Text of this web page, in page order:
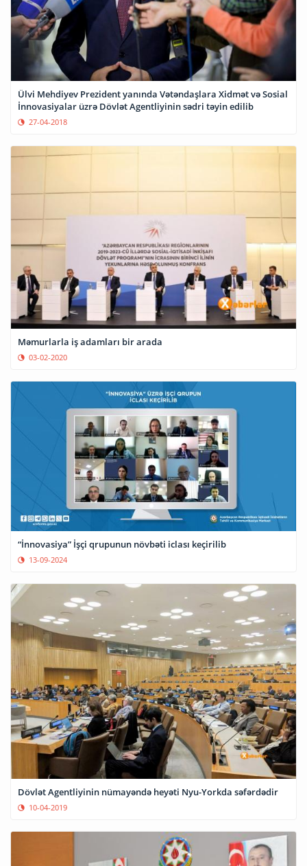
Ülvi Mehdiyev Prezident yanında Vətəndaşlara Xidmət və Sosial
İnnovasiyalar üzrə Dövlət Agentliyinin sədri təyin edilib
27-04-2018
Məmurlarla iş adamları bir arada
03-02-2020
“İnnovasiya” İşçi qrupunun növbəti iclası keçirilib
13-09-2024
Dövlət Agentliyinin nümayəndə heyəti Nyu-Yorkda səfərdədir
10-04-2019